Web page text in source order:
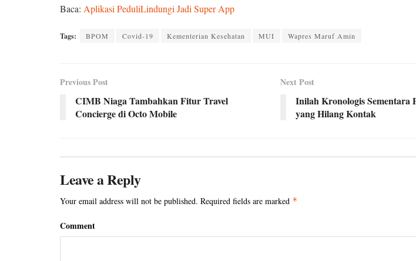
Baca: Aplikasi PeduliLindungi Jadi Super App
Tags: BPOM Covid-19 Kementerian Kesehatan MUI Wapres Maruf Amin
Previous Post
CIMB Niaga Tambahkan Fitur Travel
Concierge di Octo Mobile
Next Post
Inilah Kronologis Sementara
yang Hilang Kontak
Leave a Reply
Your email address will not be published. Required fields are marked *
Comment